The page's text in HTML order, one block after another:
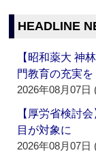
HEADLINE
【昭和薬大 神
門教育の充実を
2026年08月07日
【厚労省検討
目が対象に
2026年08月07日